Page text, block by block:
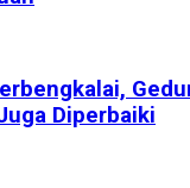
Diperbaiki